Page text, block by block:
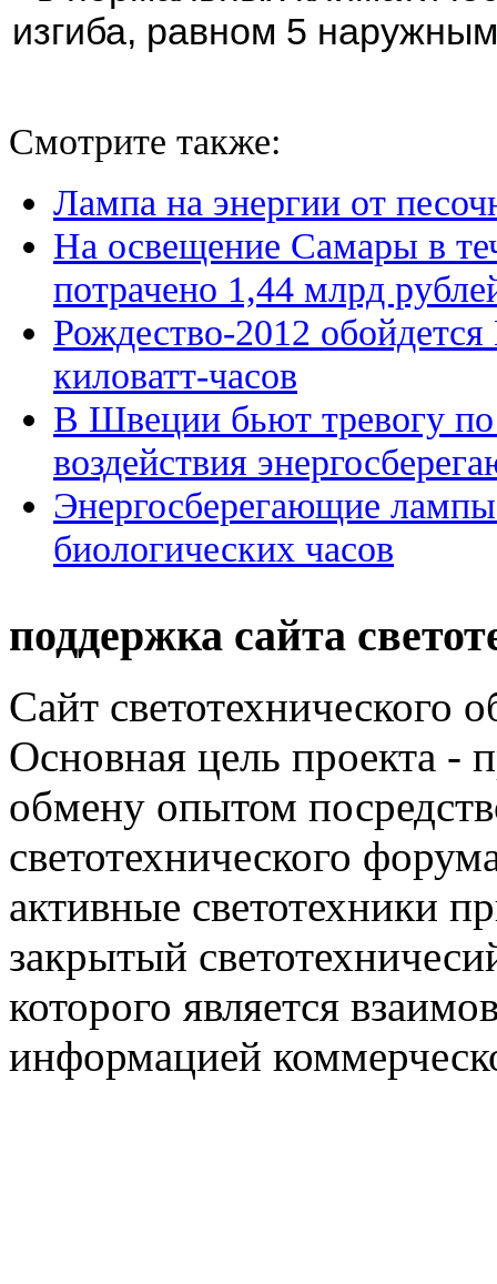
изгиба, равном 5
Смотрите также:
Лампа на энергии от
На освещение Самары в
потрачено 1,44 млрд
Рождество-2012
киловатт-часов
В Швеции бьют тревогу по
воздействия
Энергосберегающие
биологических часов
поддержка сайта
Сайт светотехнического
Основная цель проекта -
обмену опытом
светотехнического
активные светотехники
закрытый
которого является
информацией